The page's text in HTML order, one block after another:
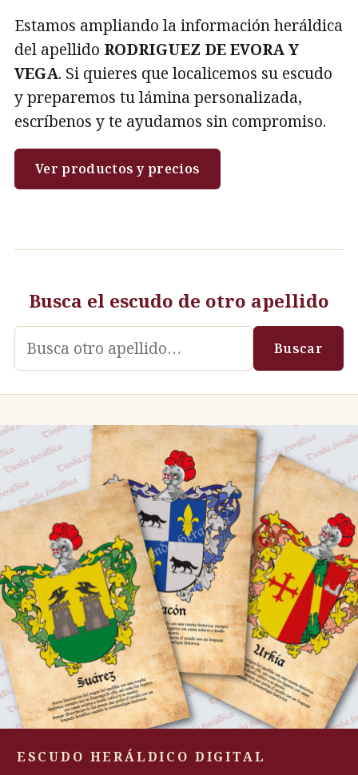
Estamos ampliando la información heráldica
del apellido RODRIGUEZ DE EVORA Y
VEGA. Si quieres que localicemos su escudo
y preparemos tu lámina personalizada,
escríbenos y te ayudamos sin compromiso.
Ver productos y precios
Busca el escudo de otro apellido
Apellido
Buscar
ESCUDO HERÁLDICO DIGITAL